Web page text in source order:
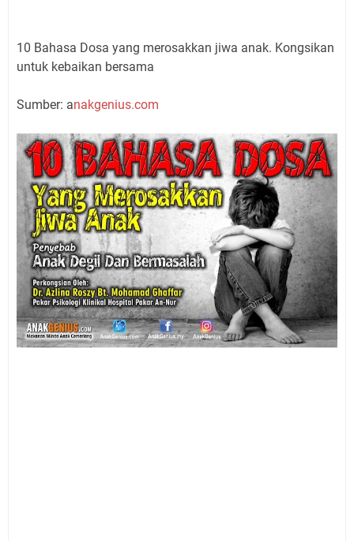
10 Bahasa Dosa yang merosakkan jiwa anak. Kongsikan
untuk kebaikan bersama
Sumber: anakgenius.com